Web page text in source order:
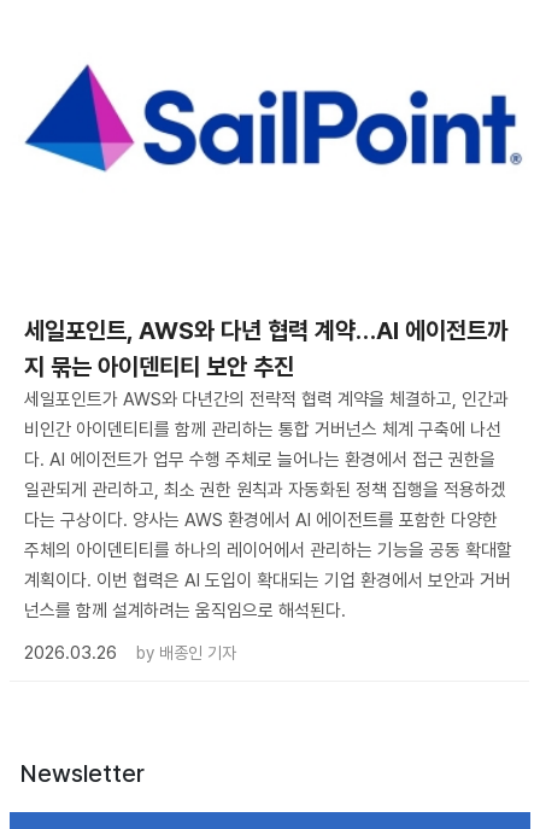
세일포인트, AWS와 다년 협력 계약…AI 에이전트까
지 묶는 아이덴티티 보안 추진
세일포인트가 AWS와 다년간의 전략적 협력 계약을 체결하고, 인간과
비인간 아이덴티티를 함께 관리하는 통합 거버넌스 체계 구축에 나선
다. AI 에이전트가 업무 수행 주체로 늘어나는 환경에서 접근 권한을
일관되게 관리하고, 최소 권한 원칙과 자동화된 정책 집행을 적용하겠
다는 구상이다. 양사는 AWS 환경에서 AI 에이전트를 포함한 다양한
주체의 아이덴티티를 하나의 레이어에서 관리하는 기능을 공동 확대할
계획이다. 이번 협력은 AI 도입이 확대되는 기업 환경에서 보안과 거버
넌스를 함께 설계하려는 움직임으로 해석된다.
2026.03.26
by 배종인 기자
Newsletter